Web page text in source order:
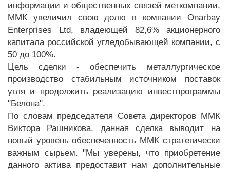
информации и общественных связей меткомпании,
ММК увеличил свою долю в компании Onarbay
Enterprises Ltd, владеющей 82,6% акционерного
капитала российской угледобывающей компании, с
50 до 100%.
Цель сделки - обеспечить металлургическое
производство стабильным источником поставок
угля и продолжить реализацию инвестпрограммы
"Белона".
По словам председателя Совета директоров ММК
Виктора Рашникова, данная сделка выводит на
новый уровень обеспеченность ММК стратегически
важным сырьем. "Мы уверены, что приобретение
данного актива предоставит нам дополнительные